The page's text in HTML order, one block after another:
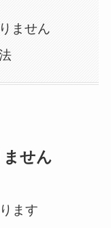
ません
せん
ます